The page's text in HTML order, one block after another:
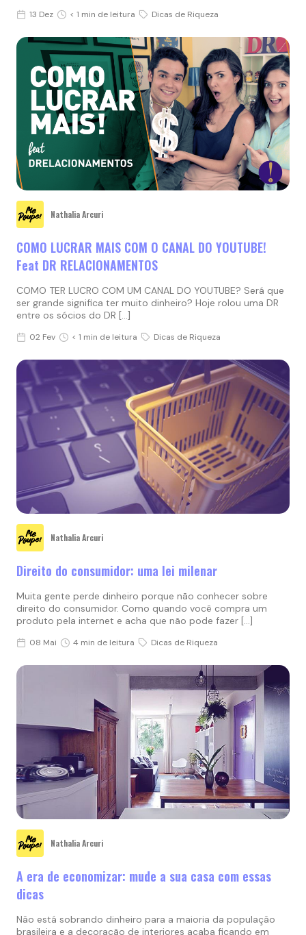
13 Dez < 1 min de leitura Dicas de Riqueza
Nathalia Arcuri
COMO LUCRAR MAIS COM O CANAL DO YOUTUBE!
Feat DR RELACIONAMENTOS
COMO TER LUCRO COM UM CANAL DO YOUTUBE? Será que
ser grande significa ter muito dinheiro? Hoje rolou uma DR
entre os sócios do DR […]
02 Fev < 1 min de leitura Dicas de Riqueza
Nathalia Arcuri
Direito do consumidor: uma lei milenar
Muita gente perde dinheiro porque não conhecer sobre
direito do consumidor. Como quando você compra um
produto pela internet e acha que não pode fazer […]
08 Mai 4 min de leitura Dicas de Riqueza
Nathalia Arcuri
A era de economizar: mude a sua casa com essas
dicas
Não está sobrando dinheiro para a maioria da população
brasileira e a decoração de interiores acaba ficando em